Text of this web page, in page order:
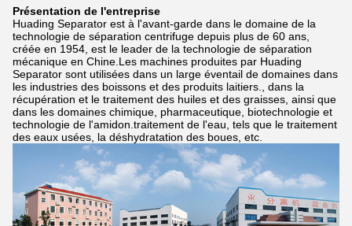
Présentation de l'entreprise
Huading Separator est à l'avant-garde dans le domaine de la
technologie de séparation centrifuge depuis plus de 60 ans,
créée en 1954, est le leader de la technologie de séparation
mécanique en Chine.Les machines produites par Huading
Separator sont utilisées dans un large éventail de domaines dans
les industries des boissons et des produits laitiers., dans la
récupération et le traitement des huiles et des graisses, ainsi que
dans les domaines chimique, pharmaceutique, biotechnologie et
technologie de l'amidon.traitement de l'eau, tels que le traitement
des eaux usées, la déshydratation des boues, etc.